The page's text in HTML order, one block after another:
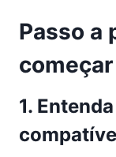
Passo a
1.